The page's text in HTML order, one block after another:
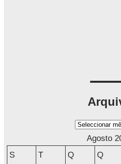
A
Agosto
S
T Q Q